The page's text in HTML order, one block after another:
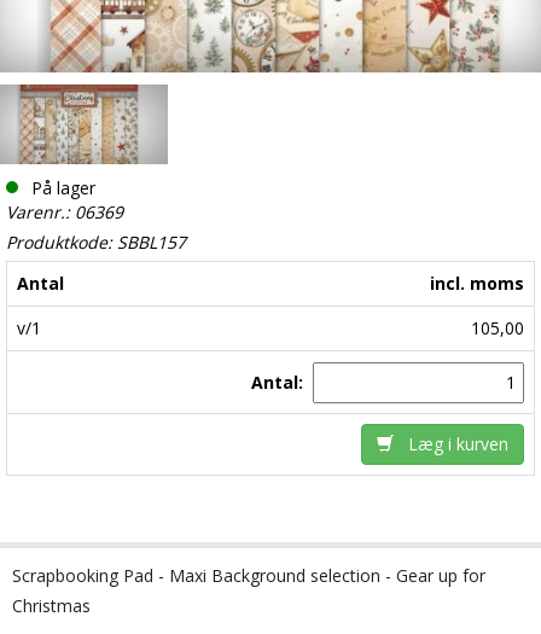
På lager
Varenr.: 06369
Produktkode: SBBL157
Antal
incl. moms
v/1
105,00
Antal:
Læg i kurven
Scrapbooking Pad - Maxi Background selection - Gear up for
Christmas